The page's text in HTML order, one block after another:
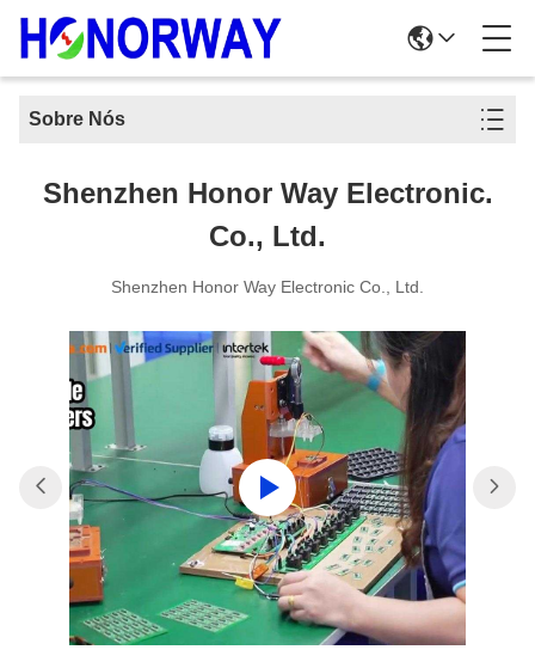
Sobre Nós
Shenzhen Honor Way Electronic.
Co., Ltd.
Shenzhen Honor Way Electronic Co., Ltd.